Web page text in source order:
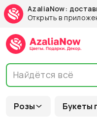
AzaliaNow:
Открыть в
Розы Букеты